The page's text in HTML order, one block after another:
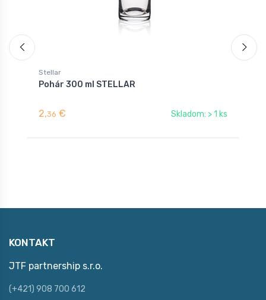
Stellar
Pohár 300 ml STELLAR
2,36 € Skladom: > 1 ks
KONTAKT
JTF partnership s.r.o.
(+421) 908 700 612